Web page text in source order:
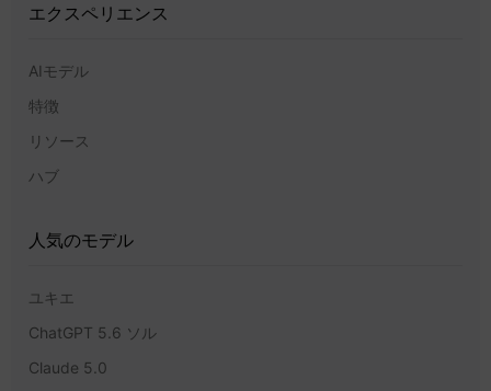
エクスペリエンス
AIモデル
特徴
リソース
ハブ
人気のモデル
ユキエ
ChatGPT 5.6 ソル
Claude 5.0